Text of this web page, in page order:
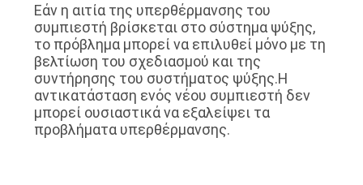
Εάν η αιτία της υπερθέρμανσης του
συμπιεστή βρίσκεται στο σύστημα ψύξης,
το πρόβλημα μπορεί να επιλυθεί μόνο με τη
βελτίωση του σχεδιασμού και της
συντήρησης του συστήματος ψύξης.Η
αντικατάσταση ενός νέου συμπιεστή δεν
μπορεί ουσιαστικά να εξαλείψει τα
προβλήματα υπερθέρμανσης.